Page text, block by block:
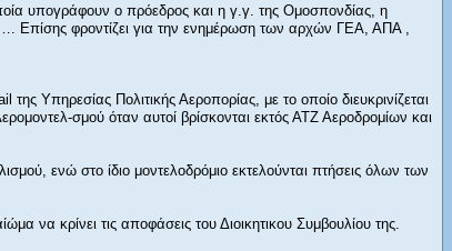
υπογράφουν ο πρόεδρος και η γ.γ. της Ομοσπονδίας, η
φροντίζει για την ενημέρωση των αρχών ΓΕΑ, ΑΠΑ ,
Υπηρεσίας Πολιτικής Αεροπορίας, με το οποίο διευκρινίζεται
σμού όταν αυτοί βρίσκονται εκτός ΑΤΖ Αεροδρομίων και
ενώ στο ίδιο μοντελοδρόμιο εκτελούνται πτήσεις όλων των
κρίνει τις αποφάσεις του Διοικητικου Συμβουλίου της.